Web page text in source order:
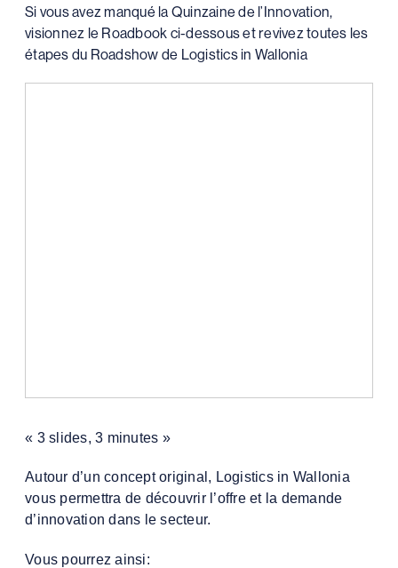
Si vous avez manqué la Quinzaine de l’Innovation,
visionnez le Roadbook ci-dessous et revivez toutes les
étapes du Roadshow de Logistics in Wallonia
« 3 slides, 3 minutes »
Autour d’un concept original, Logistics in Wallonia
vous permettra de découvrir l’offre et la demande
d’innovation dans le secteur.
Vous pourrez ainsi: